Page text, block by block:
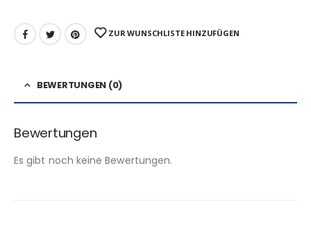
ZUR WUNSCHLISTE HINZUFÜGEN
BEWERTUNGEN (0)
Bewertungen
Es gibt noch keine Bewertungen.